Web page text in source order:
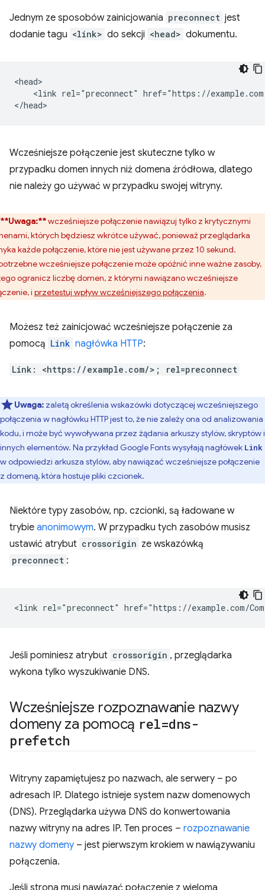
Jednym ze sposobów zainicjowania preconnect jest
dodanie tagu <link> do sekcji <head> dokumentu.
<head>
<link rel="preconnect" href="https://
Wcześniejsze połączenie jest skuteczne tylko w
przypadku domen innych niż domena źródłowa, dlatego
nie należy go używać w przypadku swojej witryny.
**Uwaga:**wcześniejsze połączenie nawiązuj tylko z krytycznymi
których będziesz wkrótce używać, ponieważ przeglądarka
każde połączenie, które nie jest używane przez 10 sekund.
wcześniejsze połączenie może opóźnić inne ważne zasoby,
ogranicz liczbę domen, z którymi nawiązano wcześniejsze
i przetestuj wpływ wcześniejszego połączenia.
Możesz też zainicjować wcześniejsze połączenie za
pomocą Link nagłówka HTTP:
Link: <https://example.com/>; rel=preconnect
Uwaga: zaletą określenia wskazówki dotyczącej wcześniejszego
połączenia w nagłówku HTTP jest to, że nie zależy ona od analizowania
kodu, i może być wywoływana przez żądania arkuszy stylów, skryptów i
innych elementów. Na przykład Google Fonts wysyłają nagłówek Link
w odpowiedzi arkusza stylów, aby nawiązać wcześniejsze połączenie
z domeną, która hostuje pliki czcionek.
Niektóre typy zasobów, np. czcionki, są ładowane w
trybie anonimowym. W przypadku tych zasobów musisz
ustawić atrybut crossorigin ze wskazówką
preconnect :
Jeśli pominiesz atrybut crossorigin , przeglądarka
wykona tylko wyszukiwanie DNS.
Wcześniejsze rozpoznawanie nazwy
domeny za pomocą rel=dns-
prefetch
Witryny zapamiętujesz po nazwach, ale serwery – po
adresach IP. Dlatego istnieje system nazw domenowych
(DNS). Przeglądarka używa DNS do konwertowania
nazwy witryny na adres IP. Ten proces – rozpoznawanie
nazwy domeny – jest pierwszym krokiem w nawiązywaniu
połączenia.
Jeśli strona musi nawiązać połączenie z wieloma